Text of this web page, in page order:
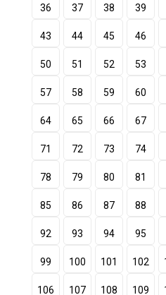
36 37 38 39
43 44 45 46
50 51 52 53
57 58 59 60
64 65 66 67
71 72 73 74
78 79 80 81
85 86 87 88
92 93 94 95
99 100 101 102
106 107 108 109